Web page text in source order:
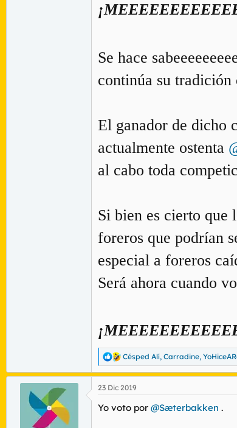
Se hace
continúa su tradición
El ganador de dicho
actualmente ostenta
al cabo toda
Si bien es cierto que
foreros que podrían
especial a foreros
Será ahora cuando
R
e
a
c
i
Césped Alí, Carradine,
23 Dic 2019
Yo voto por @Sæterbakken .